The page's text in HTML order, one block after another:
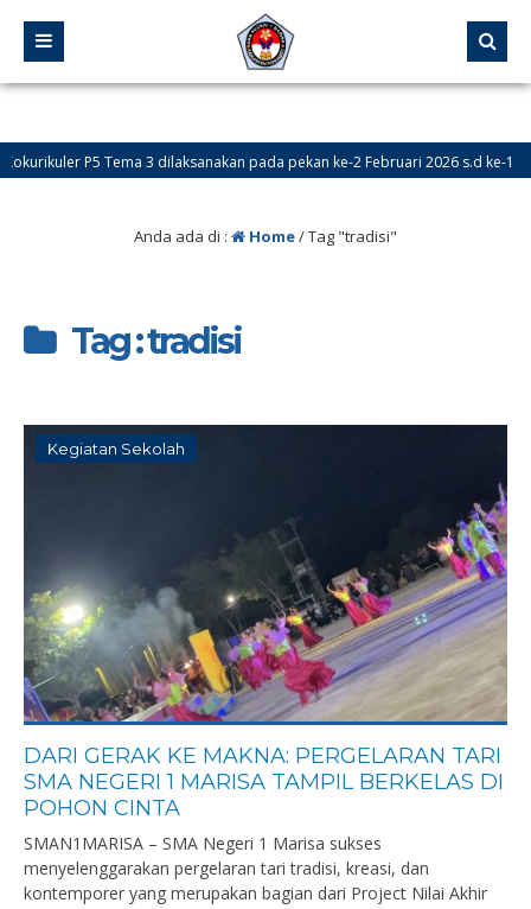
P5 Tema 3 dilaksanakan pada pekan ke-2 Februari 2026 s.d ke-1 dan
Anda ada di : Home/Tag "tradisi"
Tag : tradisi
Kegiatan Sekolah
DARI GERAK KE MAKNA: PERGELARAN TARI
SMA NEGERI 1 MARISA TAMPIL BERKELAS DI
POHON CINTA
SMAN1MARISA – SMA Negeri 1 Marisa sukses
menyelenggarakan pergelaran tari tradisi, kreasi, dan
kontemporer yang merupakan bagian dari Project Nilai Akhir